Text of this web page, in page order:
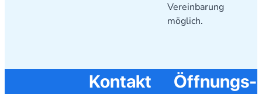
Vereinbarung
möglich.
Kontakt
Öffnungs­